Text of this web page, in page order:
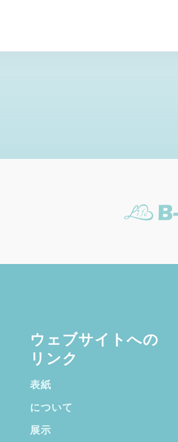
ウェブサイトへの
リンク
表紙
について
展示